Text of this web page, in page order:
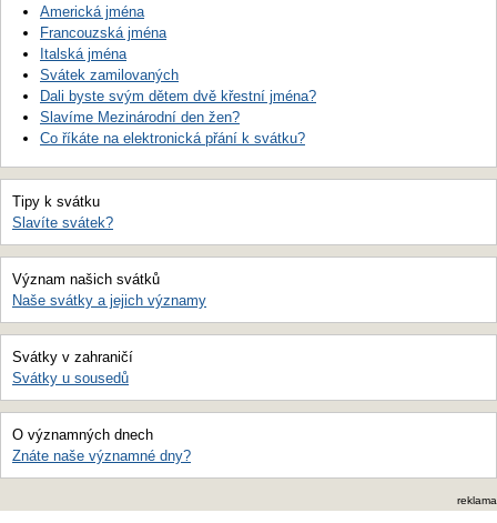
Americká jména
Francouzská jména
Italská jména
Svátek zamilovaných
Dali byste svým dětem dvě křestní jména?
Slavíme Mezinárodní den žen?
Co říkáte na elektronická přání k svátku?
Tipy k svátku
Slavíte svátek?
Význam našich svátků
Naše svátky a jejich významy
Svátky v zahraničí
Svátky u sousedů
O významných dnech
Znáte naše významné dny?
reklama